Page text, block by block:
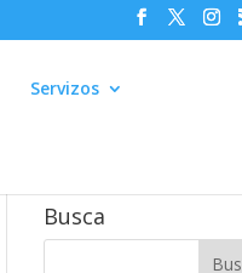
Servizos
Busca